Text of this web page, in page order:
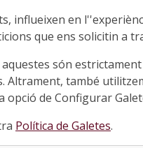
influeixen en
que ens solicitin a
són
Altrament, també
opció de Configurar
Política de Galetes.